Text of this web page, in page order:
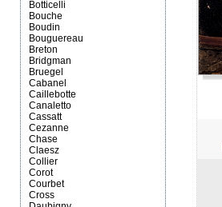
Botticelli
Bouche
Boudin
Bouguereau
Breton
Bridgman
Bruegel
Cabanel
Caillebotte
Canaletto
Cassatt
Cezanne
Chase
Claesz
Collier
Corot
Courbet
Cross